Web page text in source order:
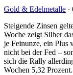
Gold & Edelmetalle ·
Steigende Zinsen
Woche zeigt Silber
je Feinunze, ein Plus
nicht bei der Fed –
sich die Rally
Wochen 5,32